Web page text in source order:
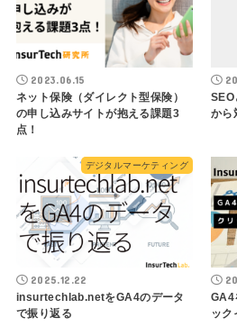
2023.06.15
ネット保険（ダイレクト型保険）
の申し込みサイトが抱える課題3
点！
SEO
から
デジタルマーケティング
2025.12.22
insurtechlab.netをGA4のデータ
で振り返る
GA4
ック